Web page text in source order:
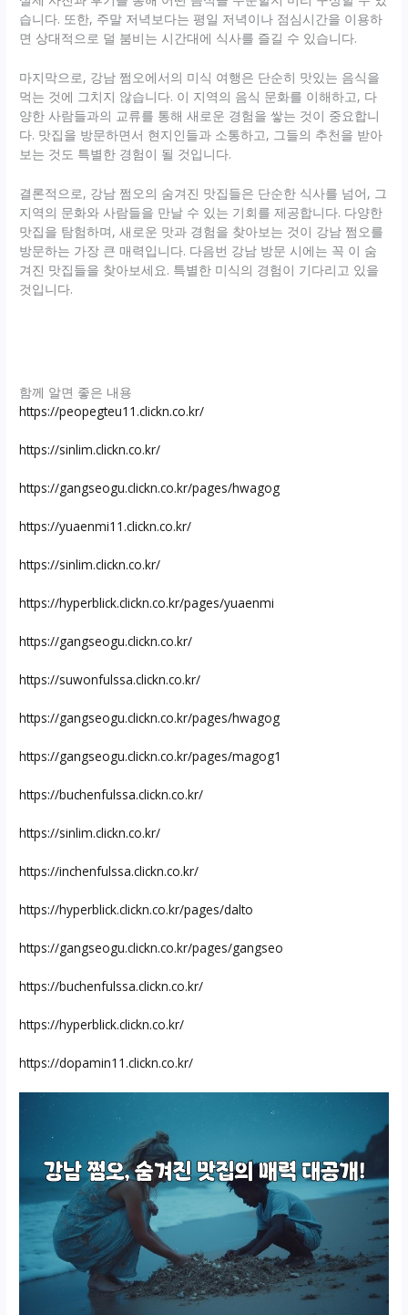
습니다. 또한, 주말 저녁보다는 평일 저녁이나 점심시간을 이용하
면 상대적으로 덜 붐비는 시간대에 식사를 즐길 수 있습니다.
마지막으로, 강남 쩜오에서의 미식 여행은 단순히 맛있는 음식을
먹는 것에 그치지 않습니다. 이 지역의 음식 문화를 이해하고, 다
양한 사람들과의 교류를 통해 새로운 경험을 쌓는 것이 중요합니
다. 맛집을 방문하면서 현지인들과 소통하고, 그들의 추천을 받아
보는 것도 특별한 경험이 될 것입니다.
결론적으로, 강남 쩜오의 숨겨진 맛집들은 단순한 식사를 넘어, 그
지역의 문화와 사람들을 만날 수 있는 기회를 제공합니다. 다양한
맛집을 탐험하며, 새로운 맛과 경험을 찾아보는 것이 강남 쩜오를
방문하는 가장 큰 매력입니다. 다음번 강남 방문 시에는 꼭 이 숨
겨진 맛집들을 찾아보세요. 특별한 미식의 경험이 기다리고 있을
것입니다.
함께 알면 좋은 내용
https://peopegteu11.clickn.co.kr/
https://sinlim.clickn.co.kr/
https://gangseogu.clickn.co.kr/pages/hwagog
https://yuaenmi11.clickn.co.kr/
https://sinlim.clickn.co.kr/
https://hyperblick.clickn.co.kr/pages/yuaenmi
https://gangseogu.clickn.co.kr/
https://suwonfulssa.clickn.co.kr/
https://gangseogu.clickn.co.kr/pages/hwagog
https://gangseogu.clickn.co.kr/pages/magog1
https://buchenfulssa.clickn.co.kr/
https://sinlim.clickn.co.kr/
https://inchenfulssa.clickn.co.kr/
https://hyperblick.clickn.co.kr/pages/dalto
https://gangseogu.clickn.co.kr/pages/gangseo
https://buchenfulssa.clickn.co.kr/
https://hyperblick.clickn.co.kr/
https://dopamin11.clickn.co.kr/